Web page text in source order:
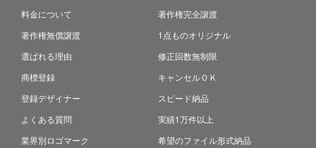
料金について
著作権無償譲渡
選ばれる理由
商標登録
登録デザイナー
よくある質問
業界別ロゴマーク
著作権完全譲渡
1点ものオリジナル
修正回数無制限
キャンセルＯＫ
スピード納品
実績1万件以上
希望のファイル形式納品